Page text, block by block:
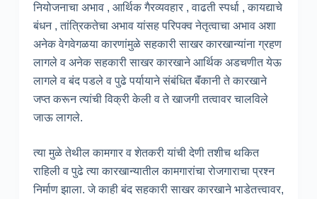
नियोजनाचा अभाव , आर्थिक गैरव्यवहार , वाढती स्पर्धा , कायद्याचे
बंधन , तांत्रिकतेचा अभाव यांसह परिपक्व नेतृत्वाचा अभाव अशा
अनेक वेगवेगळया कारणांमुळे सहकारी साखर कारखान्यांना ग्रहण
लागले व अनेक सहकारी साखर कारखाने आर्थिक अडचणीत येऊ
लागले व बंद पडले व पुढे पर्यायाने संबंधित बॅंकानी ते कारखाने
जप्त करून त्यांची विक्री केली व ते खाजगी तत्वावर चालविले
जाऊ लागले.
त्या मुळे तेथील कामगार व शेतकरी यांची देणी तशीच थकित
राहिली व पुढे त्या कारखान्यातील कामगारांचा रोजगाराचा प्रश्न
निर्माण झाला. जे काही बंद सहकारी साखर कारखाने भाडेतत्त्वावर,